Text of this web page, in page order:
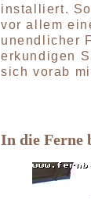
installiert.
vor allem
unendlicher
erkundigen
sich vorab
In die Ferne